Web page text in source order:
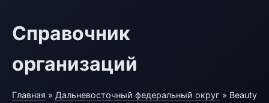
Справочник
организаций
Главная » Дальневосточный федеральный округ » Beauty